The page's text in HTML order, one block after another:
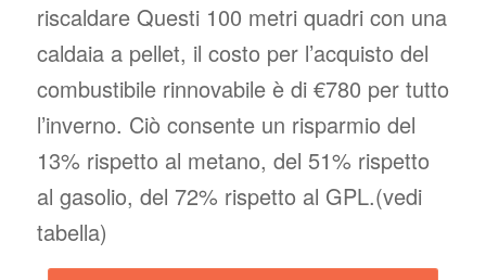
riscaldare Questi 100 metri quadri con una
caldaia a pellet, il costo per l’acquisto del
combustibile rinnovabile è di €780 per tutto
l’inverno. Ciò consente un risparmio del
13% rispetto al metano, del 51% rispetto
al gasolio, del 72% rispetto al GPL.(vedi
tabella)